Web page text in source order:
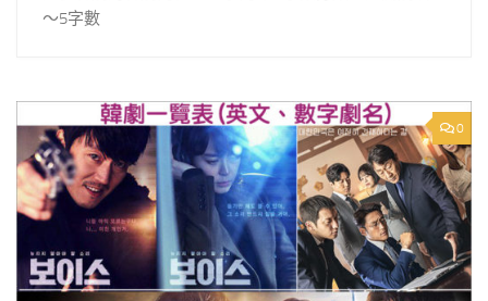
～5字數
0